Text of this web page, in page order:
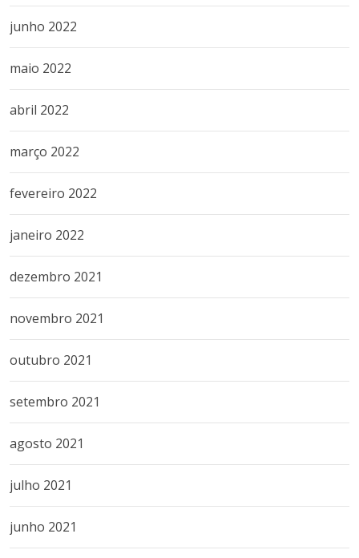
junho 2022
maio 2022
abril 2022
março 2022
fevereiro 2022
janeiro 2022
dezembro 2021
novembro 2021
outubro 2021
setembro 2021
agosto 2021
julho 2021
junho 2021